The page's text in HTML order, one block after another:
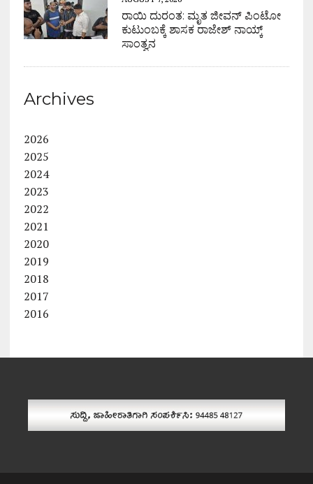
ರಾಯಿ ದುರಂತ: ಮೃತ ಜೀವನ್ ಪಿಂಟೋ
ಕುಟುಂಬಕ್ಕೆ ಶಾಸಕ ರಾಜೇಶ್ ನಾಯ್ಕ್
ಸಾಂತ್ವನ
Archives
2026
2025
2024
2023
2022
2021
2020
2019
2018
2017
2016